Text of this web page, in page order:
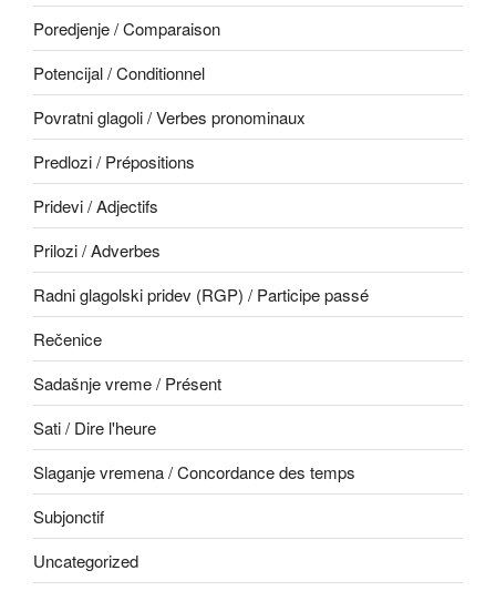
Poredjenje / Comparaison
Potencijal / Conditionnel
Povratni glagoli / Verbes pronominaux
Predlozi / Prépositions
Pridevi / Adjectifs
Prilozi / Adverbes
Radni glagolski pridev (RGP) / Participe passé
Rečenice
Sadašnje vreme / Présent
Sati / Dire l'heure
Slaganje vremena / Concordance des temps
Subjonctif
Uncategorized